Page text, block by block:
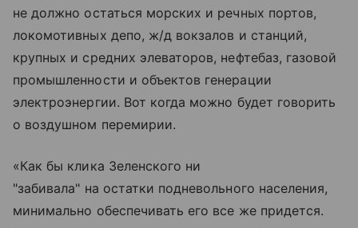
не должно остаться морских и речных портов,
локомотивных депо, ж/д вокзалов и станций,
крупных и средних элеваторов, нефтебаз, газовой
промышленности и объектов генерации
электроэнергии. Вот когда можно будет говорить
о воздушном перемирии.
«Как бы клика Зеленского ни
"забивала" на остатки подневольного населения,
минимально обеспечивать его все же придется.